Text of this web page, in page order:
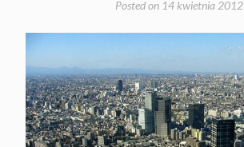
Posted on 14 kwietnia 2012